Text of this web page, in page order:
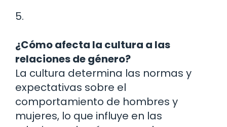
5.
¿Cómo afecta la cultura a las
relaciones de género?
La cultura determina las normas y
expectativas sobre el
comportamiento de hombres y
mujeres, lo que influye en las